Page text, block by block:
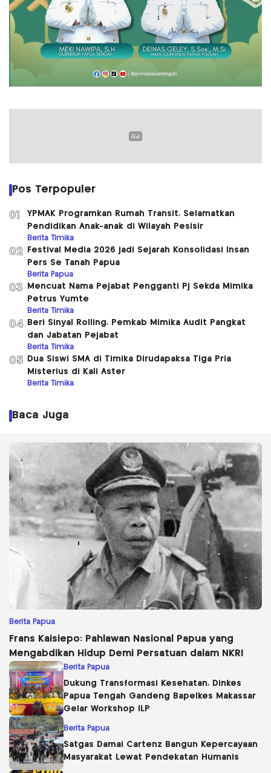
Pos Terpopuler
01
YPMAK Programkan Rumah Transit, Selamatkan
Pendidikan Anak-anak di Wilayah Pesisir
Berita Timika
02
Festival Media 2026 jadi Sejarah Konsolidasi Insan
Pers Se Tanah Papua
Berita Papua
03
Mencuat Nama Pejabat Pengganti Pj Sekda Mimika
Petrus Yumte
Berita Timika
04
Beri Sinyal Rolling, Pemkab Mimika Audit Pangkat
dan Jabatan Pejabat
Berita Timika
05
Dua Siswi SMA di Timika Dirudapaksa Tiga Pria
Misterius di Kali Aster
Berita Timika
Baca Juga
Berita Papua
Frans Kaisiepo: Pahlawan Nasional Papua yang
Mengabdikan Hidup Demi Persatuan dalam NKRI
Berita Papua
Dukung Transformasi Kesehatan, Dinkes
Papua Tengah Gandeng Bapelkes Makassar
Gelar Workshop ILP
Berita Papua
Satgas Damai Cartenz Bangun Kepercayaan
Masyarakat Lewat Pendekatan Humanis